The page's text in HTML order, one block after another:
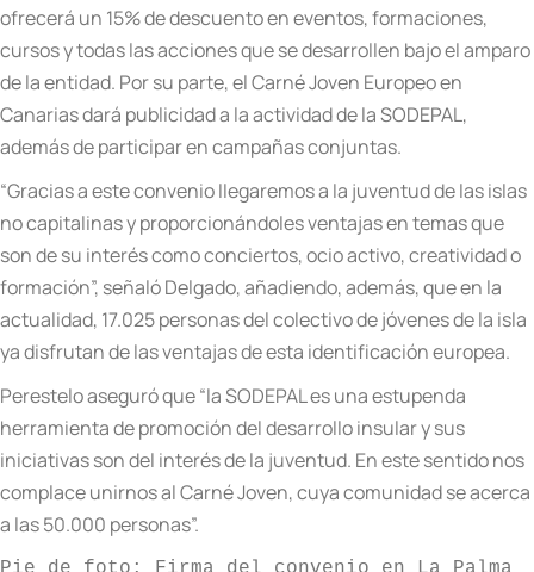
ofrecerá un 15% de descuento en eventos, formaciones,
cursos y todas las acciones que se desarrollen bajo el amparo
de la entidad. Por su parte, el Carné Joven Europeo en
Canarias dará publicidad a la actividad de la SODEPAL,
además de participar en campañas conjuntas.
“Gracias a este convenio llegaremos a la juventud de las islas
no capitalinas y proporcionándoles ventajas en temas que
son de su interés como conciertos, ocio activo, creatividad o
formación”, señaló Delgado, añadiendo, además, que en la
actualidad, 17.025 personas del colectivo de jóvenes de la isla
ya disfrutan de las ventajas de esta identificación europea.
Perestelo aseguró que “la SODEPAL es una estupenda
herramienta de promoción del desarrollo insular y sus
iniciativas son del interés de la juventud. En este sentido nos
complace unirnos al Carné Joven, cuya comunidad se acerca
a las 50.000 personas”.